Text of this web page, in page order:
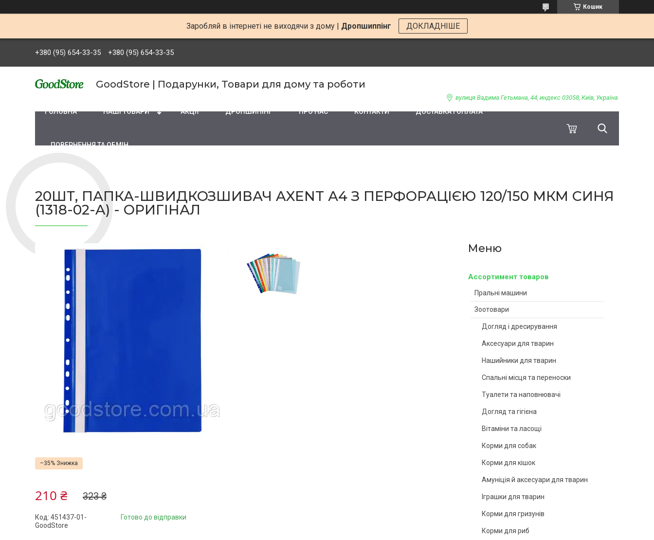
Кошик
Заробляй в інтернеті не виходячи з дому | Дропшиппінг ДОКЛАДНІШЕ
+380 (95) 654-33-35 +380 (95) 654-33-35
GoodStore | Подарунки, Товари для дому та роботи
вулиця Вадима Гетьмана, 44, индекс 03058, Київ, Україна
ГОЛОВНА НАШІ ТОВАРИ АКЦІЇ ДРОПШИПІНГ ПРО НАС КОНТАКТИ ДОСТАВКА І ОПЛАТА
ПОВЕРНЕННЯ ТА ОБМІН
20ШТ, ПАПКА-ШВИДКОЗШИВАЧ AXENT А4 З ПЕРФОРАЦІЄЮ 120/150 МКМ СИНЯ
(1318-02-A) - ОРИГІНАЛ
Ассортимент товаров
Пральні машини
Зоотовари
Догляд і дресирування
Аксесуари для тварин
Нашийники для тварин
Спальні місця та переноски
Туалети та наповнювачі
Догляд та гігієна
Вітаміни та ласощі
Корми для собак
Корми для кішок
Амуніція й аксесуари для тварин
Іграшки для тварин
Корми для гризунів
Корми для риб
–35%
323 ₴
210 ₴
Готово до відправки
Код: 451437-01-
GoodStore